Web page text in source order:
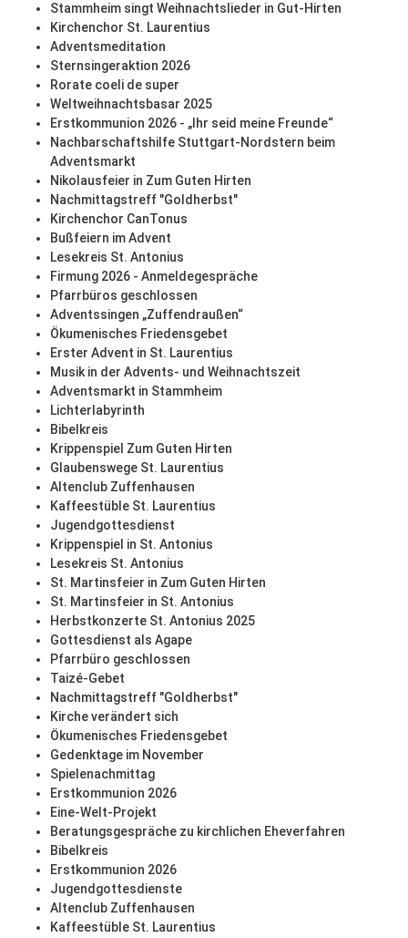
Stammheim singt Weihnachtslieder in Gut-Hirten
Kirchenchor St. Laurentius
Adventsmeditation
Sternsingeraktion 2026
Rorate coeli de super
Weltweihnachtsbasar 2025
Erstkommunion 2026 - „Ihr seid meine Freunde“
Nachbarschaftshilfe Stuttgart-Nordstern beim
Adventsmarkt
Nikolausfeier in Zum Guten Hirten
Nachmittagstreff "Goldherbst"
Kirchenchor CanTonus
Bußfeiern im Advent
Lesekreis St. Antonius
Firmung 2026 - Anmeldegespräche
Pfarrbüros geschlossen
Adventssingen „Zuffendraußen“
Ökumenisches Friedensgebet
Erster Advent in St. Laurentius
Musik in der Advents- und Weihnachtszeit
Adventsmarkt in Stammheim
Lichterlabyrinth
Bibelkreis
Krippenspiel Zum Guten Hirten
Glaubenswege St. Laurentius
Altenclub Zuffenhausen
Kaffeestüble St. Laurentius
Jugendgottesdienst
Krippenspiel in St. Antonius
Lesekreis St. Antonius
St. Martinsfeier in Zum Guten Hirten
St. Martinsfeier in St. Antonius
Herbstkonzerte St. Antonius 2025
Gottesdienst als Agape
Pfarrbüro geschlossen
Taizé-Gebet
Nachmittagstreff "Goldherbst"
Kirche verändert sich
Ökumenisches Friedensgebet
Gedenktage im November
Spielenachmittag
Erstkommunion 2026
Eine-Welt-Projekt
Beratungsgespräche zu kirchlichen Eheverfahren
Bibelkreis
Erstkommunion 2026
Jugendgottesdienste
Altenclub Zuffenhausen
Kaffeestüble St. Laurentius